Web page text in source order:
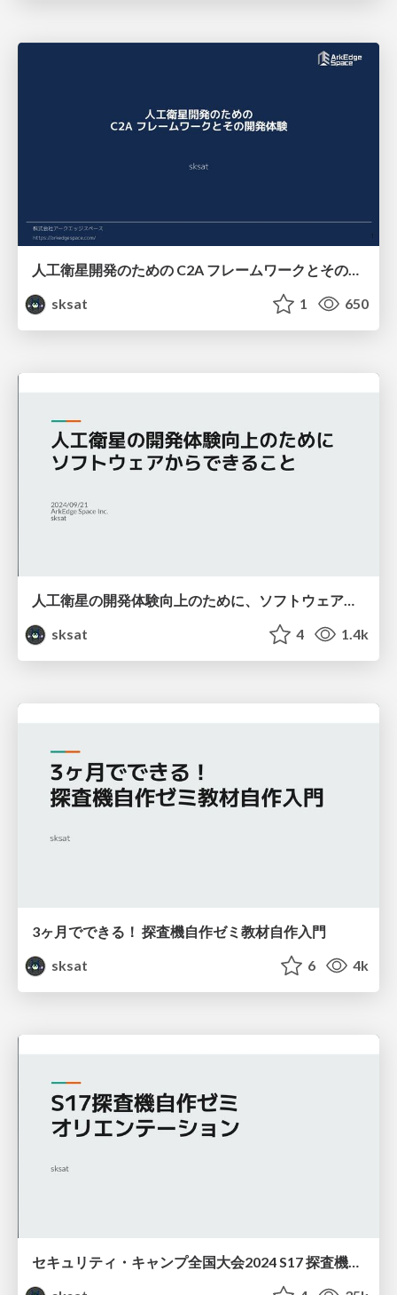
人工衛星開発のための C2A フレームワークとその開発体験
sksat
1 650
人工衛星の開発体験向上のために、ソフトウェアからできること
sksat
4 1.4k
3ヶ月でできる！ 探査機自作ゼミ教材自作入門
sksat
6 4k
セキュリティ・キャンプ全国大会2024 S17 探査機自作ゼミ 事前学習・当日資料